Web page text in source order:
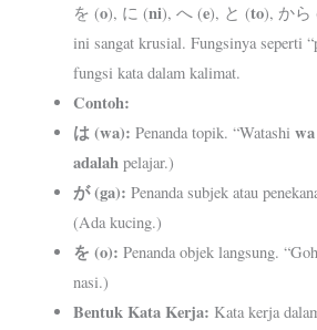
を (o), に (ni), へ (e), と (to), から
ini sangat krusial. Fungsinya seperti
fungsi kata dalam kalimat.
Contoh:
は (wa): Penanda topik. “Watashiwa
adalah pelajar.)
が (ga): Penanda subjek atau
(Ada kucing.)
を (o): Penanda objek langsung.
nasi.)
Bentuk Kata Kerja: Kata kerja